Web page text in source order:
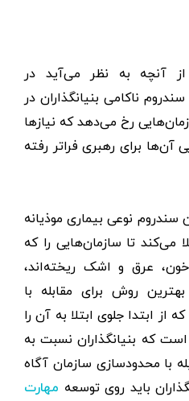
از آنچه به نظر می‌آید در
ناکامی بنیانگذاران در
رخ می‌دهد که نیازها
آن‌ها برای رهبری فراتر رفته
نوعی بیماری موذیانه
می‌کند تا سازمان‌هایی را که
عرق و اشک ریخته‌اند،
روش برای مقابله با
از ابتدا جلوی ابتلا به آن را
که بنیانگذاران نسبت به
با محدودسازی سازمان آگاه
باید روی توسعه مهارت